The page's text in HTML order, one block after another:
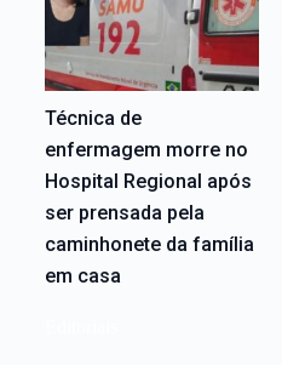
Técnica de
enfermagem morre no
Hospital Regional após
ser prensada pela
caminhonete da família
em casa